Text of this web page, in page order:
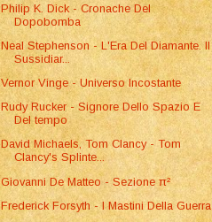
Philip K. Dick - Cronache Del
Dopobomba
Neal Stephenson - L'Era Del Diamante. Il
Sussidiar...
Vernor Vinge - Universo Incostante
Rudy Rucker - Signore Dello Spazio E
Del tempo
David Michaels, Tom Clancy - Tom
Clancy's Splinte...
Giovanni De Matteo - Sezione π²
Frederick Forsyth - I Mastini Della Guerra